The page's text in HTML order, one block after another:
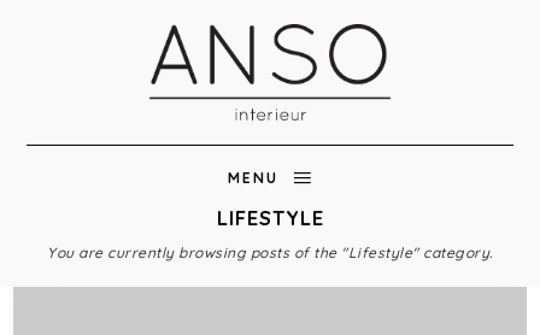
MENU
LIFESTYLE
You are currently browsing posts of the "Lifestyle" category.